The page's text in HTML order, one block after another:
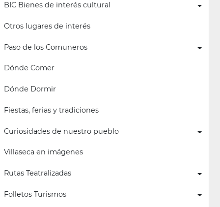
BIC Bienes de interés cultural
Otros lugares de interés
Paso de los Comuneros
Dónde Comer
Dónde Dormir
Fiestas, ferias y tradiciones
Curiosidades de nuestro pueblo
Villaseca en imágenes
Rutas Teatralizadas
Folletos Turismos